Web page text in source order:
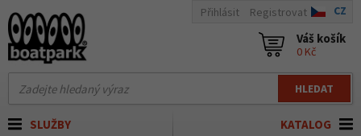
HLEDAT
Přihlásit Registrovat CZ
Váš košík
0 Kč
KATALOG
SLUŽBY